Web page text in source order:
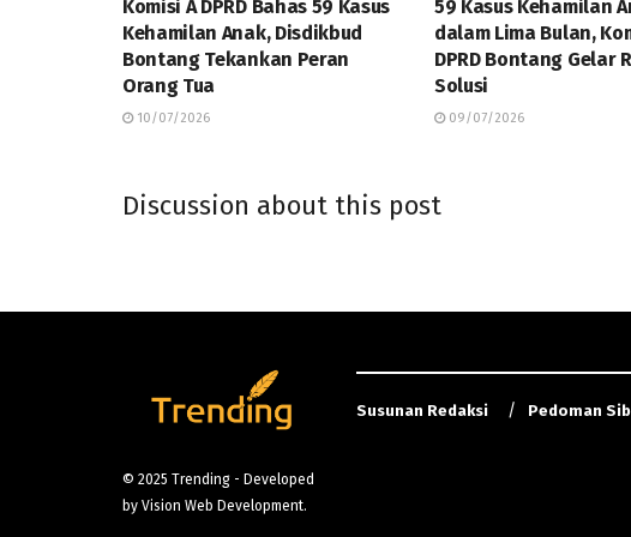
Komisi A DPRD Bahas 59 Kasus
Kehamilan Anak, Disdikbud
Bontang Tekankan Peran
Orang Tua
10/07/2026
59 Kasus Kehamilan
dalam Lima Bulan,
DPRD Bontang Gelar
Solusi
09/07/2026
Discussion about this post
© 2025 Trending - Developed
by Vision Web Development.
Susunan Redaksi Pedoman